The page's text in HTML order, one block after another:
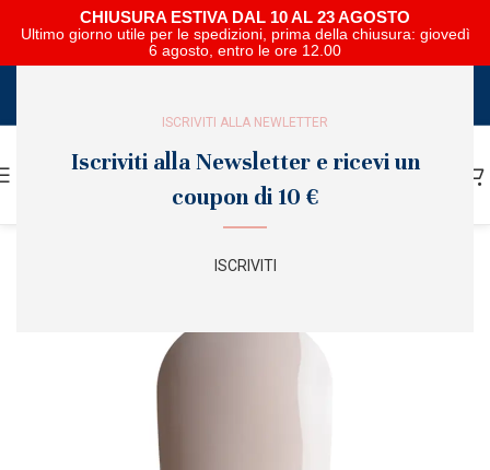
ISCRIVITI ALLA NEWLETTER
Iscriviti alla Newsletter e ricevi un
coupon di 10 €
ISCRIVITI
CHIUSURA ESTIVA DAL 10 AL 23 AGOSTO
Ultimo giorno utile per le spedizioni, prima della chiusura: giovedì
6 agosto, entro le ore 12.00